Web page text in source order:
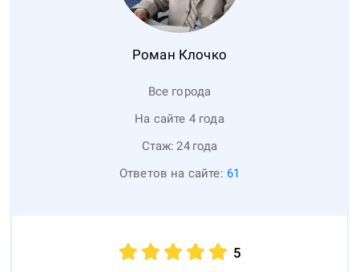
Роман Клочко
Все города
На сайте 4 года
Стаж: 24 года
Ответов на сайте: 61
5